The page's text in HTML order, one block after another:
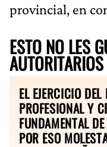
provincial, en
ESTO NO LES
AUTORITARIOS
EL EJERCICIO
PROFESIONAL Y
FUNDAMENTAL
POR ESO